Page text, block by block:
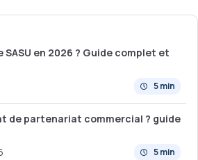
en 2026 ? Guide complet et
5 min
de partenariat commercial ? guide
5 min